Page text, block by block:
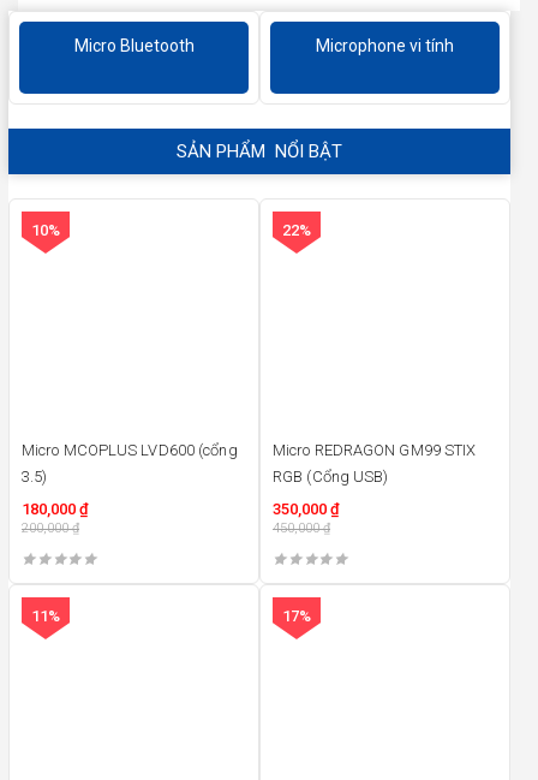
Micro Bluetooth Microphone vi tính
SẢN PHẨM NỔI BẬT
10%
Micro MCOPLUS LVD600 (cổng
3.5)
180,000 ₫
200,000₫
22%
Micro REDRAGON GM99 STIX
RGB (Cổng USB)
350,000 ₫
450,000₫
11% 17%